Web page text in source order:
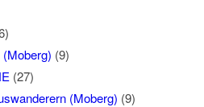
(9)
(27)
(Moberg) (9)